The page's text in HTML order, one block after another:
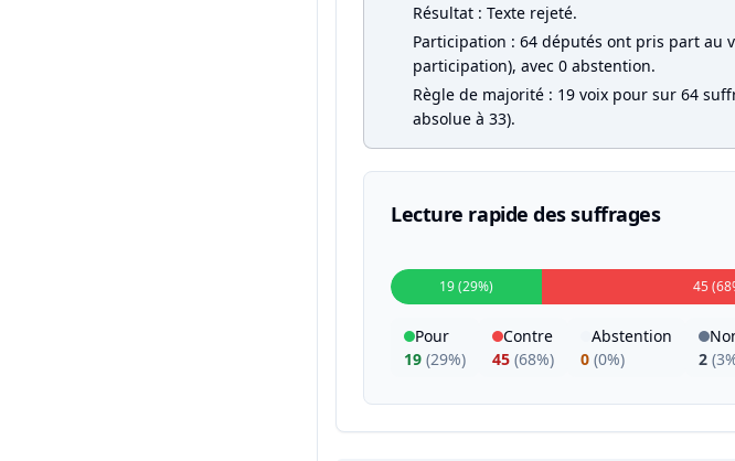
Résultat : Texte rejeté.
Participation : 64 députés ont pris part au
participation), avec 0 abstention.
Règle de majorité : 19 voix pour sur 64
absolue à 33).
Lecture rapide des suffrages
19 (29%) 45
Pour
19 (29%)
Contre
45 (68%)
Abstention
0 (0%)
2 (